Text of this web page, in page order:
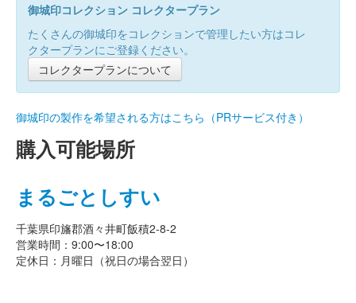
御城印コレクション コレクタープラン
たくさんの御城印をコレクションで管理したい方はコレ
クタープランにご登録ください。
コレクタープランについて
御城印の製作を希望される方はこちら（PRサービス付き）
購入可能場所
まるごとしすい
千葉県印旛郡酒々井町飯積2-8-2
営業時間：9:00〜18:00
定休日：月曜日（祝日の場合翌日）